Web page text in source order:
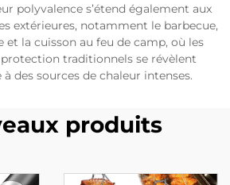
polyvalence s’étend également aux
extérieures, notamment le barbecue,
et la cuisson au feu de camp, où les
traditionnels se révèlent
des sources de chaleur intenses.
produits